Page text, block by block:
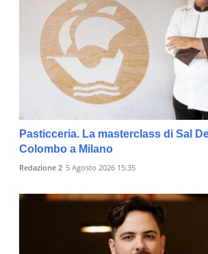
Pasticceria. La masterclass di Sal
Colombo a Milano
Redazione 2 5 Agosto 2026 15:35